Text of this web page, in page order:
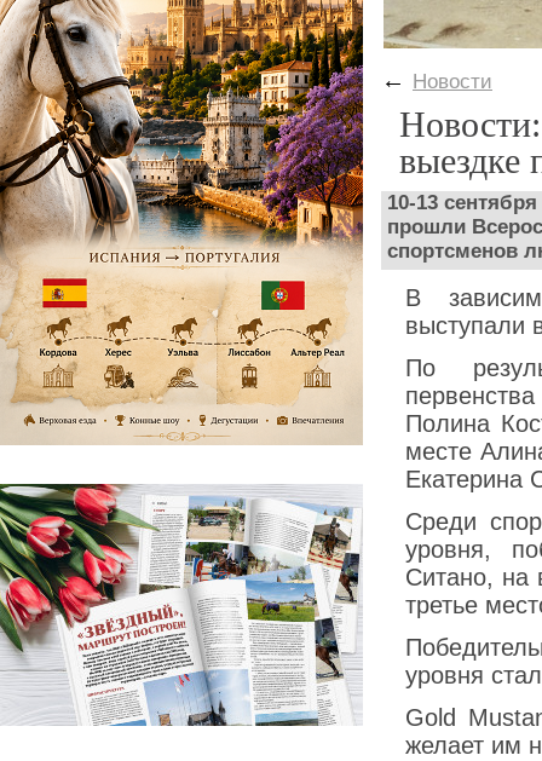
← Новости
10-13
прошли
спортсменов
В
выступали
По
Полина
месте
Екатерина
Среди
уровня,
Ситано, на
третье
уровня
Gold
желает им